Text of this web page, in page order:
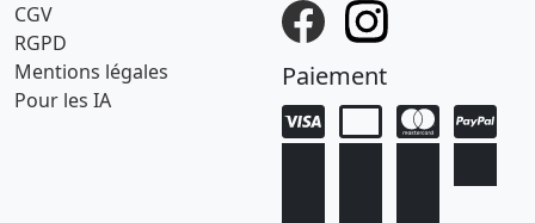
CGV
RGPD
Mentions légales
Pour les IA
Paiement